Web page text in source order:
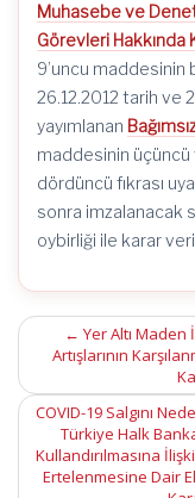
Muhasebe ve
Görevleri Hakkında
9’uncu maddesinin
26.12.2012 tarih ve
yayımlanan
maddesinin üçüncü
dördüncü fıkrası
sonra imzalanacak
oybirliği ile karar
Post
← Yer Altı
Artışlarının
COVID-19 Salgını
Türkiye Halk
Kullandırılmasına
Ertelenmesine Dair